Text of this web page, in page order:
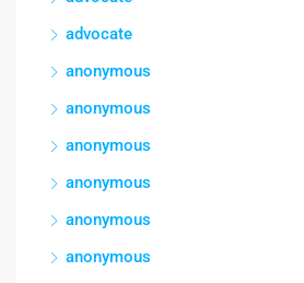
advocate
anonymous
anonymous
anonymous
anonymous
anonymous
anonymous